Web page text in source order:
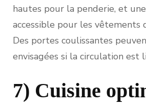
hautes pour la penderie, et
accessible pour les vêtements
Des portes coulissantes
envisagées si la circulation est
7) Cuisine